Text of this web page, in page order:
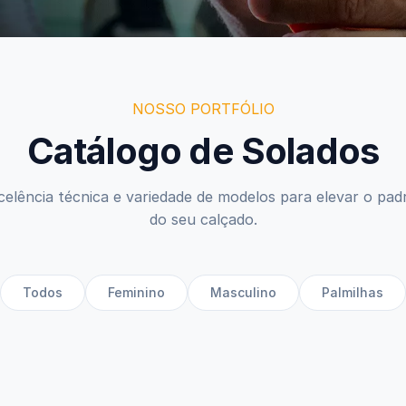
NOSSO PORTFÓLIO
Catálogo de Solados
técnica e variedade de modelos para elevar o
do seu calçado.
Todos Feminino Masculino Palmilhas